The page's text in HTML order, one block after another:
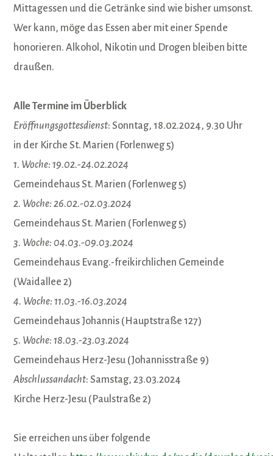
Mittagessen und die Getränke sind wie bisher umsonst.
Wer kann, möge das Essen aber mit einer Spende
honorieren. Alkohol, Nikotin und Drogen bleiben bitte
draußen.
Alle Termine im Überblick
Eröffnungsgottesdienst: Sonntag, 18.02.2024, 9.30 Uhr
in der Kirche St. Marien (Forlenweg 5)
1. Woche: 19.02.-24.02.2024
Gemeindehaus St. Marien (Forlenweg 5)
2. Woche: 26.02.-02.03.2024
Gemeindehaus St. Marien (Forlenweg 5)
3. Woche: 04.03.-09.03.2024
Gemeindehaus Evang.-freikirchlichen Gemeinde
(Waidallee 2)
4. Woche: 11.03.-16.03.2024
Gemeindehaus Johannis (Hauptstraße 127)
5. Woche: 18.03.-23.03.2024
Gemeindehaus Herz-Jesu (Johannisstraße 9)
Abschlussandacht: Samstag, 23.03.2024
Kirche Herz-Jesu (Paulstraße 2)
Sie erreichen uns über folgende